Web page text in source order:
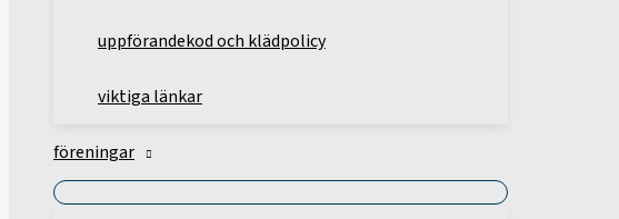
uppförandekod och klädpolicy
viktiga länkar
föreningar